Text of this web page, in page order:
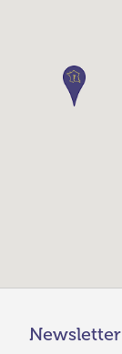
Newsletter